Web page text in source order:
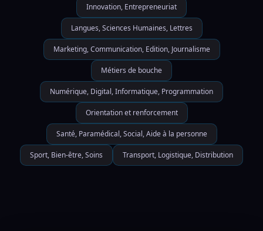
Innovation, Entrepreneuriat
Langues, Sciences Humaines, Lettres
Marketing, Communication, Edition, Journalisme
Métiers de bouche
Numérique, Digital, Informatique, Programmation
Orientation et renforcement
Santé, Paramédical, Social, Aide à la personne
Sport, Bien-être, Soins Transport, Logistique, Distribution